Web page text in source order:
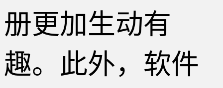
册更加生动有
趣。此外，软件